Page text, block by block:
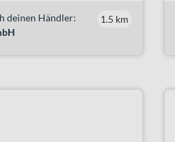
deinen Händler:
1.5 km